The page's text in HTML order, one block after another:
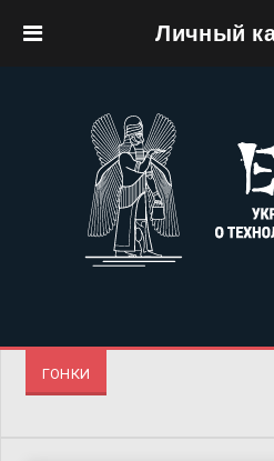
Личный
ГОНКИ